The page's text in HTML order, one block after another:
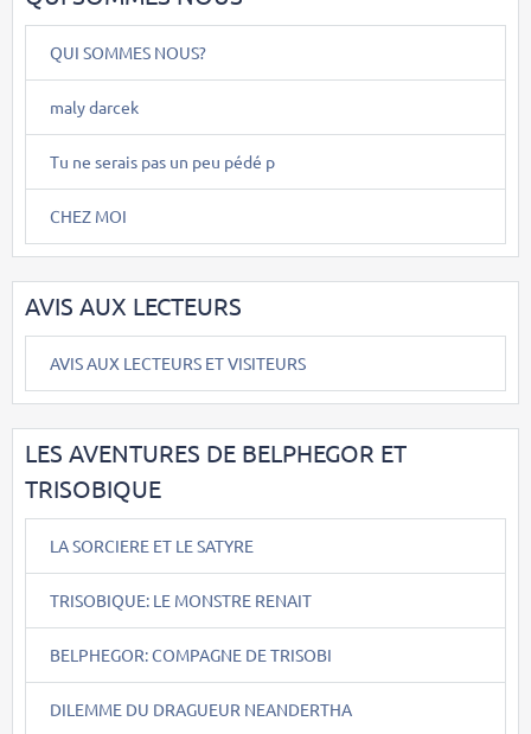
QUI SOMMES NOUS?
maly darcek
Tu ne serais pas un peu pédé p
CHEZ MOI
AVIS AUX LECTEURS
AVIS AUX LECTEURS ET VISITEURS
LES AVENTURES DE BELPHEGOR ET
TRISOBIQUE
LA SORCIERE ET LE SATYRE
TRISOBIQUE: LE MONSTRE RENAIT
BELPHEGOR: COMPAGNE DE TRISOBI
DILEMME DU DRAGUEUR NEANDERTHA